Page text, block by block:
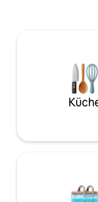
Badezimmer,